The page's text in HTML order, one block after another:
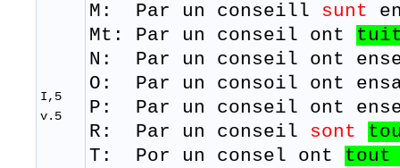
I,5
v.5
​M: Par un conseill sunt
Mt: Par un conseil ont
N: Par un conseil ont
O: Par un consoil ont
P: Par un conseil ont
R: Par un conseil sont
​T: Por un consel ont